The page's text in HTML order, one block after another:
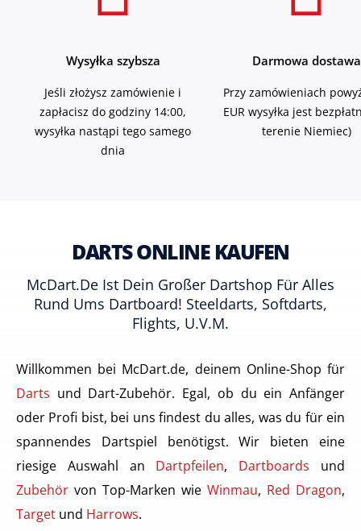
Wysyłka szybsza
Jeśli złożysz zamówienie i
zapłacisz do godziny 14:00,
wysyłka nastąpi tego samego
dnia
Darmowa dostawa
Przy zamówieniach
EUR wysyłka jest
terenie Niemiec)
DARTS ONLINE KAUFEN
McDart.de Ist Dein Großer Dartshop Für Alles
Rund Ums Dartboard! Steeldarts, Softdarts,
Flights, U.v.m.
Willkommen bei McDart.de, deinem Online-Shop für
Darts und Dart-Zubehör. Egal, ob du ein Anfänger
oder Profi bist, bei uns findest du alles, was du für ein
spannendes Dartspiel benötigst. Wir bieten eine
riesige Auswahl an Dartpfeilen, Dartboards und
Zubehör von Top-Marken wie Winmau, Red Dragon,
Target und Harrows.